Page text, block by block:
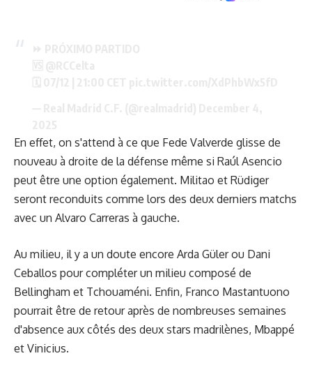
En effet, on s'attend à ce que Fede Valverde glisse de
nouveau à droite de la défense même si Raúl Asencio
peut être une option également. Militao et Rüdiger
seront reconduits comme lors des deux derniers matchs
avec un Alvaro Carreras à gauche.
Au milieu, il y a un doute encore Arda Güler ou Dani
Ceballos pour compléter un milieu composé de
Bellingham et Tchouaméni. Enfin, Franco Mastantuono
pourrait être de retour après de nombreuses semaines
d'absence aux côtés des deux stars madrilènes, Mbappé
et Vinicius.